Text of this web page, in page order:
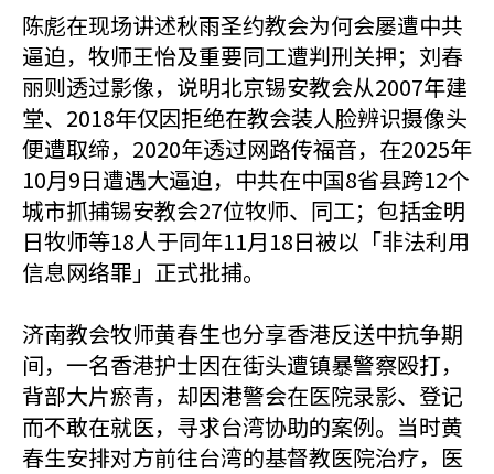
陈彪在现场讲述秋雨圣约教会为何会屡遭中共
逼迫，牧师王怡及重要同工遭判刑关押；刘春
丽则透过影像，说明北京锡安教会从2007年建
堂、2018年仅因拒绝在教会装人脸辨识摄像头
便遭取缔，2020年透过网路传福音，在2025年
10月9日遭遇大逼迫，中共在中国8省县跨12个
城市抓捕锡安教会27位牧师、同工；包括金明
日牧师等18人于同年11月18日被以「非法利用
信息网络罪」正式批捕。
济南教会牧师黄春生也分享香港反送中抗争期
间，一名香港护士因在街头遭镇暴警察殴打，
背部大片瘀青，却因港警会在医院录影、登记
而不敢在就医，寻求台湾协助的案例。当时黄
春生安排对方前往台湾的基督教医院治疗，医